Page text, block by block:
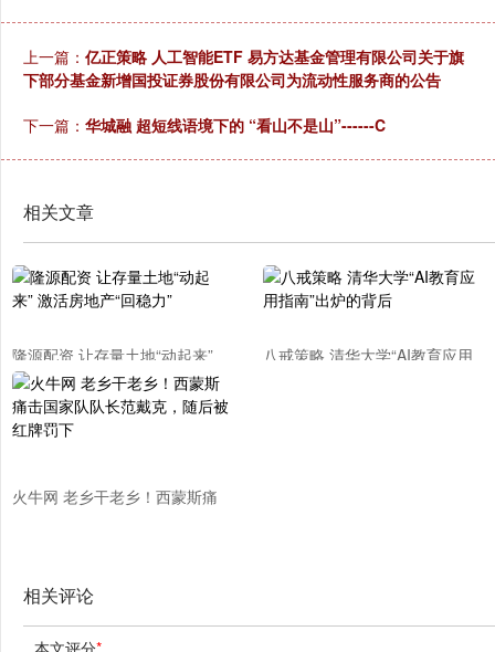
上一篇： 亿正策略 人工智能ETF 易方达基金管理有限公司关于旗
下部分基金新增国投证券股份有限公司为流动性服务商的公告
下一篇： 华城融 超短线语境下的 “看山不是山”------C
相关文章
隆源配资 让存量土地“动起来”
激活房地产“回稳力”
八戒策略 清华大学“AI教育应用
火牛网 老乡干老乡！西蒙斯痛
相关评论
本文评分*